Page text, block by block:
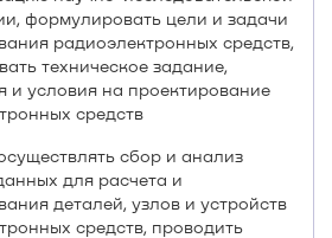
формулировать цели и задачи
радиоэлектронных средств,
техническое задание,
и условия на проектирование
средств
сбор и анализ
для расчета и
деталей, узлов и устройств
средств, проводить